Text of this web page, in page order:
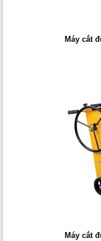
Máy cắt
Máy cắt